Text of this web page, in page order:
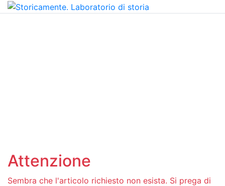
Attenzione
Sembra che l'articolo richiesto non esista. Si prega di